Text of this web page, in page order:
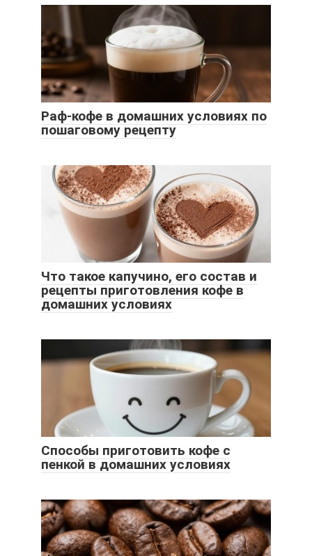
Раф-кофе в домашних условиях по
пошаговому рецепту
Что такое капучино, его состав и
рецепты приготовления кофе в
домашних условиях
Способы приготовить кофе с
пенкой в домашних условиях